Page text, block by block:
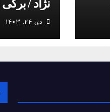
نژاد / برگی
انقلاب
دی ۲۴, ۱۴۰۳